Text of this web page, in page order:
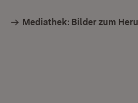
Mediathek: Bilder zum